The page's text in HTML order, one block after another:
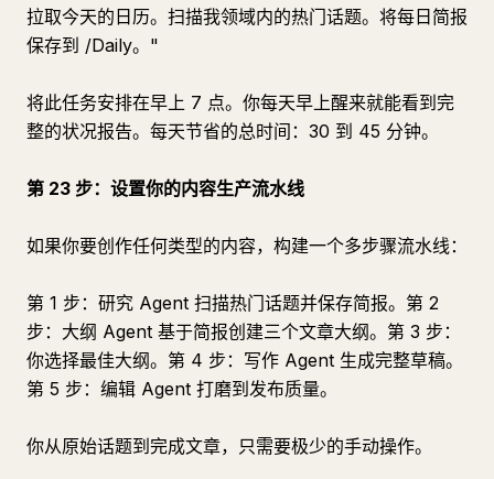
拉取今天的日历。扫描我领域内的热门话题。将每日简报
保存到 /Daily。"
将此任务安排在早上 7 点。你每天早上醒来就能看到完
整的状况报告。每天节省的总时间：30 到 45 分钟。
第 23 步：设置你的内容生产流水线
如果你要创作任何类型的内容，构建一个多步骤流水线：
第 1 步：研究 Agent 扫描热门话题并保存简报。第 2
步：大纲 Agent 基于简报创建三个文章大纲。第 3 步：
你选择最佳大纲。第 4 步：写作 Agent 生成完整草稿。
第 5 步：编辑 Agent 打磨到发布质量。
你从原始话题到完成文章，只需要极少的手动操作。